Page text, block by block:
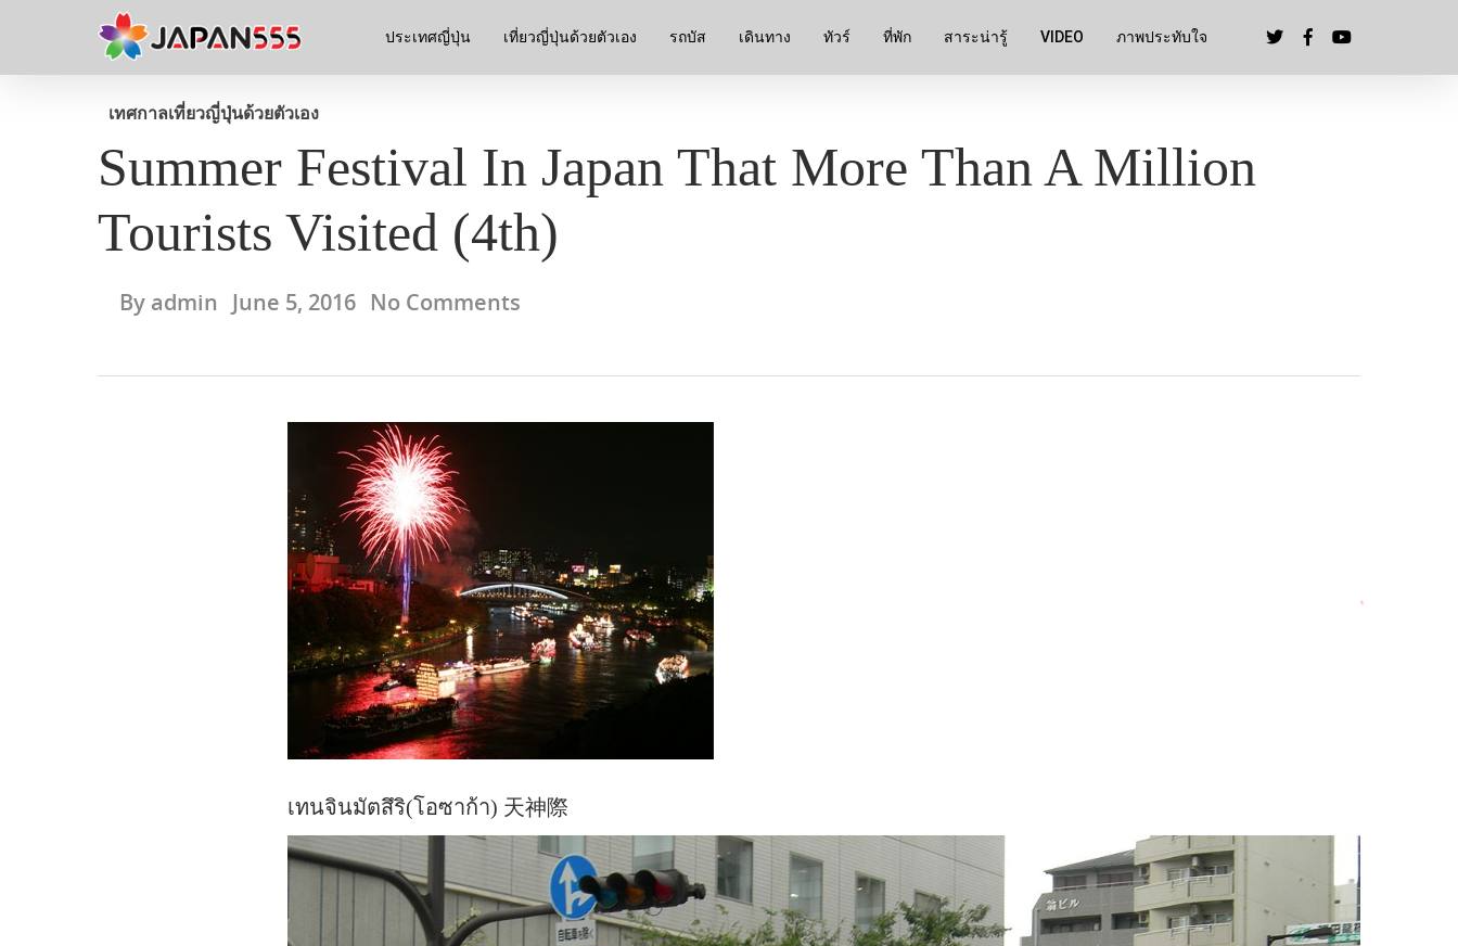
ประเทศญี่ปุ่น เที่ยวญี่ปุ่นด้วยตัวเอง รถบัส เดินทาง ทัวร์ ที่พัก สาระน่ารู้ VIDEO ภาพประทับใจ
เทศกาลเที่ยวญี่ปุ่นด้วยตัวเอง
Summer Festival In Japan That More Than A Million
Tourists Visited (4th)
By admin June 5, 2016 No Comments
เทนจินมัตสึริ(โอซาก้า) 天神際